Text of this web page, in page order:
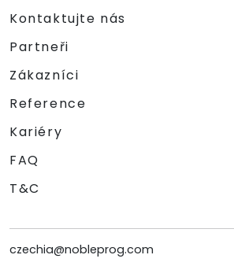
Kontaktujte nás
Partneři
Zákazníci
Reference
Kariéry
FAQ
T&C
czechia@nobleprog.com